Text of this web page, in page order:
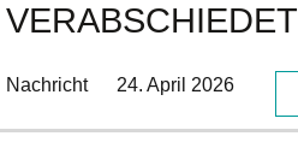
VERABSCHIEDET
Nachricht 24. April 2026